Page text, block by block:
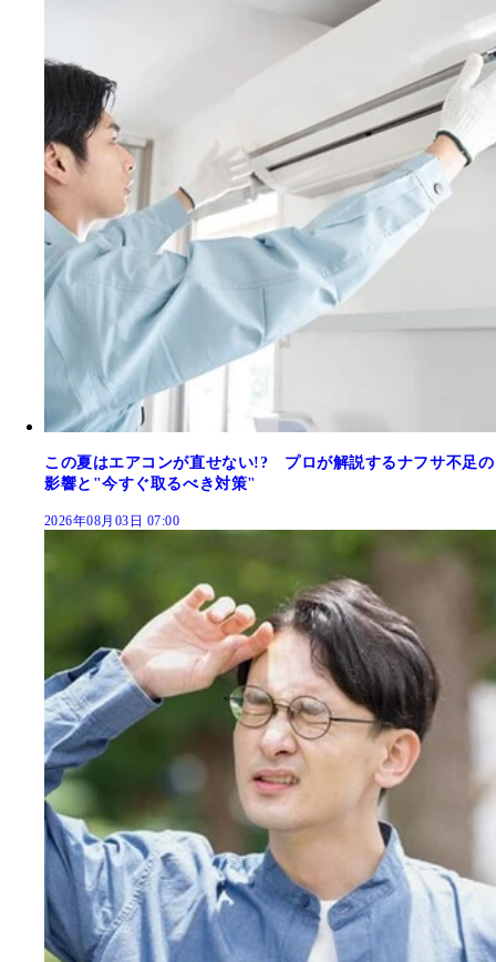
この夏はエアコンが直せない!? プロが解説するナフサ不足の
影響と"今すぐ取るべき対策"
2026年08月03日 07:00